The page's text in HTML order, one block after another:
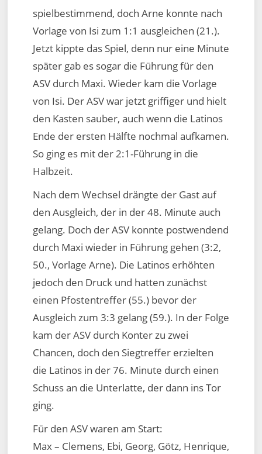
spielbestimmend, doch Arne konnte nach
Vorlage von Isi zum 1:1 ausgleichen (21.).
Jetzt kippte das Spiel, denn nur eine Minute
später gab es sogar die Führung für den
ASV durch Maxi. Wieder kam die Vorlage
von Isi. Der ASV war jetzt griffiger und hielt
den Kasten sauber, auch wenn die Latinos
Ende der ersten Hälfte nochmal aufkamen.
So ging es mit der 2:1-Führung in die
Halbzeit.
Nach dem Wechsel drängte der Gast auf
den Ausgleich, der in der 48. Minute auch
gelang. Doch der ASV konnte postwendend
durch Maxi wieder in Führung gehen (3:2,
50., Vorlage Arne). Die Latinos erhöhten
jedoch den Druck und hatten zunächst
einen Pfostentreffer (55.) bevor der
Ausgleich zum 3:3 gelang (59.). In der Folge
kam der ASV durch Konter zu zwei
Chancen, doch den Siegtreffer erzielten
die Latinos in der 76. Minute durch einen
Schuss an die Unterlatte, der dann ins Tor
ging.
Für den ASV waren am Start:
Max – Clemens, Ebi, Georg, Götz, Henrique,